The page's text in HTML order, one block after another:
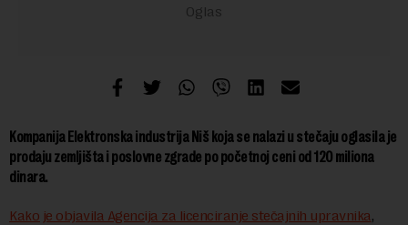
Kompanija Elektronska industrija Niš koja se nalazi u stečaju oglasila je
prodaju zemljišta i poslovne zgrade po početnoj ceni od 120 miliona
dinara.
Kako je objavila Agencija za licenciranje stečajnih upravnika,